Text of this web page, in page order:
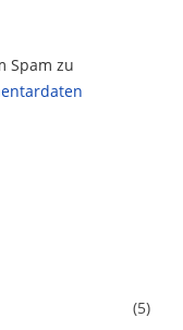
Spam zu
(5)